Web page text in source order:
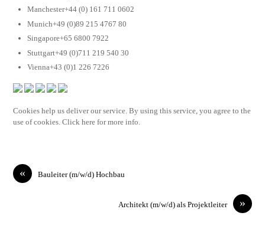
Manchester+44 (0) 161 711 0602
Munich+49 (0)89 215 4767 80
Singapore+65 6800 7922
Stuttgart+49 (0)711 219 540 30
Vienna+43 (0)1 226 7226
Cookies help us deliver our service. By using this service, you agree to the
use of cookies. Click here for more info.
« Bauleiter (m/w/d) Hochbau
»
Architekt (m/w/d) als Projektleiter